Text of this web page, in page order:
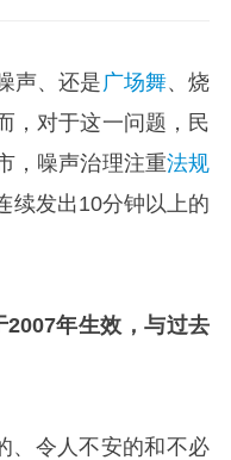
声、还是广场舞、烧
，对于这一问题，民
，噪声治理注重法规
续发出10分钟以上的
年生效，与过去
、令人不安的和不必